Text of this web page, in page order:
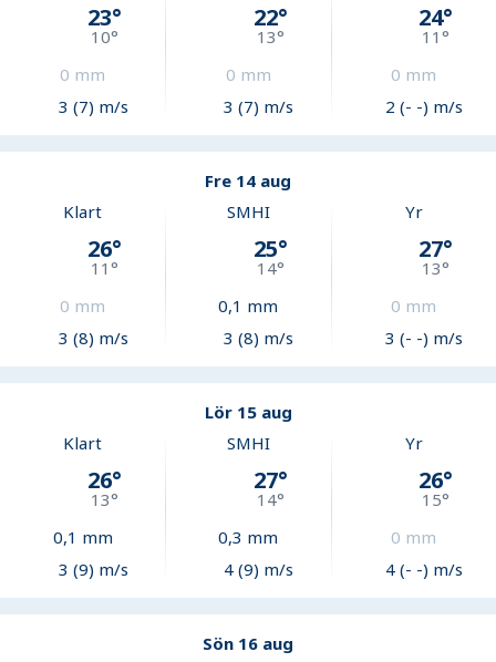
23°
10°
0 mm
3 (7) m/s
22°
13°
0 mm
3 (7) m/s
24°
11°
0 mm
2 (- -) m/s
Fre 14 aug
Klart
26°
11°
0 mm
3 (8) m/s
SMHI
25°
14°
0,1 mm
3 (8) m/s
Yr
27°
13°
0 mm
3 (- -) m/s
Lör 15 aug
Klart
26°
13°
0,1 mm
3 (9) m/s
SMHI
27°
14°
0,3 mm
4 (9) m/s
Yr
26°
15°
0 mm
4 (- -) m/s
Sön 16 aug